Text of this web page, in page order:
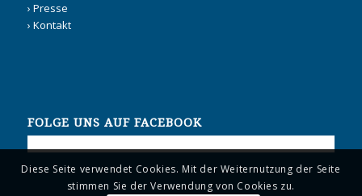
› Presse
› Kontakt
FOLGE UNS AUF FACEBOOK
Diese Seite verwendet Cookies. Mit der Weiternutzung der Seite
stimmen Sie der Verwendung von Cookies zu.